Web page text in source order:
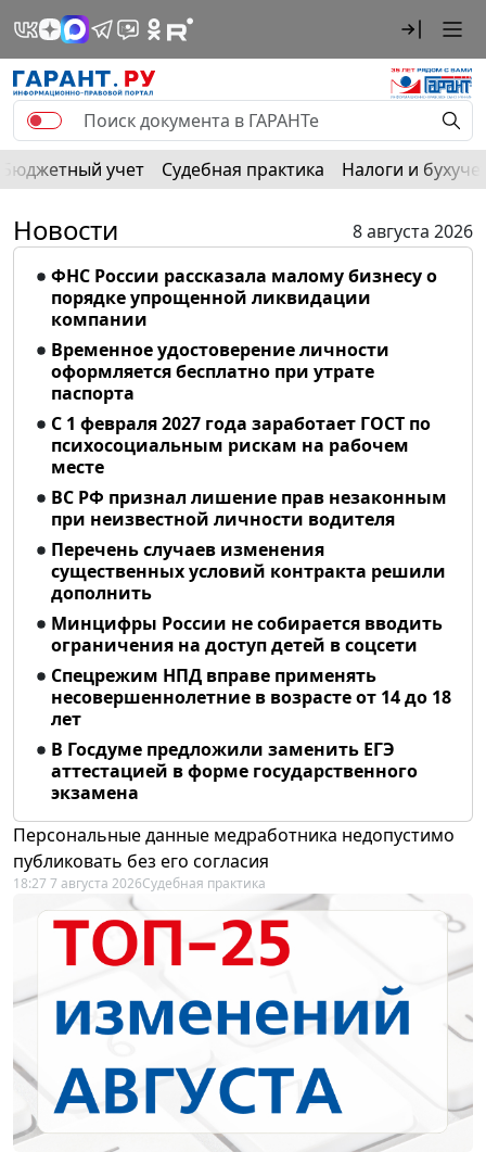
Бюджетный учет Судебная практика Налоги и
Новости
8 августа 2026
ФНС России рассказала малому бизнесу о
порядке упрощенной ликвидации
компании
Временное удостоверение личности
оформляется бесплатно при утрате
паспорта
С 1 февраля 2027 года заработает ГОСТ по
психосоциальным рискам на рабочем
месте
ВС РФ признал лишение прав незаконным
при неизвестной личности водителя
Перечень случаев изменения
существенных условий контракта решили
дополнить
Минцифры России не собирается вводить
ограничения на доступ детей в соцсети
Спецрежим НПД вправе применять
несовершеннолетние в возрасте от 14 до 18
лет
В Госдуме предложили заменить ЕГЭ
аттестацией в форме государственного
экзамена
Персональные данные медработника недопустимо
публиковать без его согласия
18:27 7 августа 2026Судебная практика